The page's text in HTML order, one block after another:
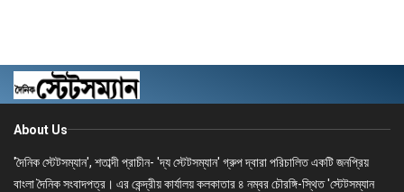
About Us
'দৈনিক স্টেটসম্যান', শতাব্দী প্রাচীন- 'দ্য স্টেটসম্যান' গ্রুপ দ্বারা পরিচালিত একটি জনপ্রিয়
বাংলা দৈনিক সংবাদপত্র। এর কেন্দ্রীয় কার্যালয় কলকাতার ৪ নম্বর চৌরঙ্গি-স্থিত 'স্টেটসম্যান